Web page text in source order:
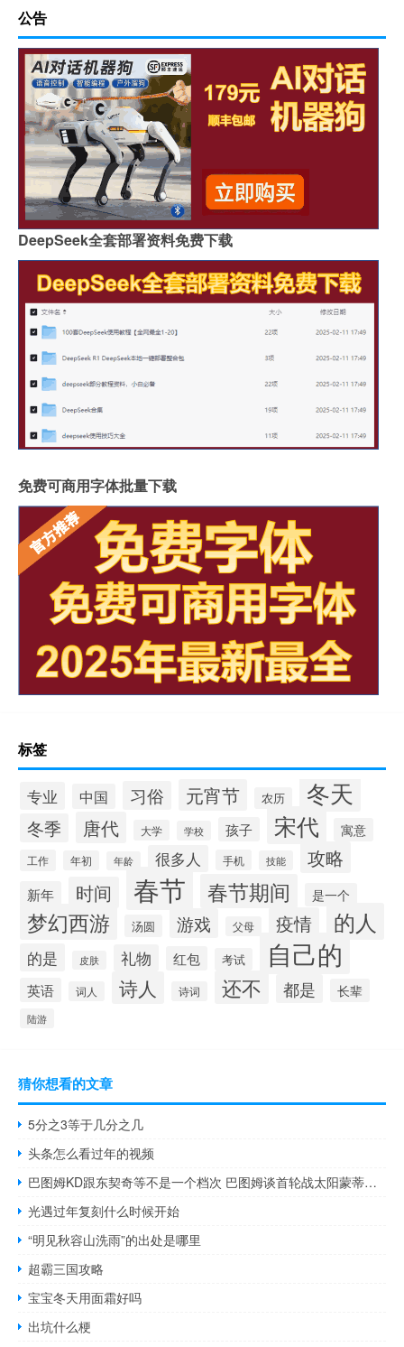
公告
DeepSeek全套部署资料免费下载
免费可商用字体批量下载
标签
专业 中国 习俗 元宵节 农历 冬天
冬季 唐代 大学 学校 孩子 宋代 寓意
工作 年初 年龄 很多人 手机 技能 攻略
新年 时间 春节 春节期间 是一个
梦幻西游 汤圆 游戏 父母 疫情 的人
的是 皮肤 礼物 红包 考试 自己的
英语 词人 诗人 诗词 还不 都是 长辈
陆游
猜你想看的文章
5分之3等于几分之几
头条怎么看过年的视频
巴图姆KD跟东契奇等不是一个档次 巴图姆谈首轮战太阳蒙蒂与泰伦-卢对决这将是一轮精彩的系列赛
光遇过年复刻什么时候开始
“明见秋容山洗雨”的出处是哪里
超霸三国攻略
宝宝冬天用面霜好吗
出坑什么梗